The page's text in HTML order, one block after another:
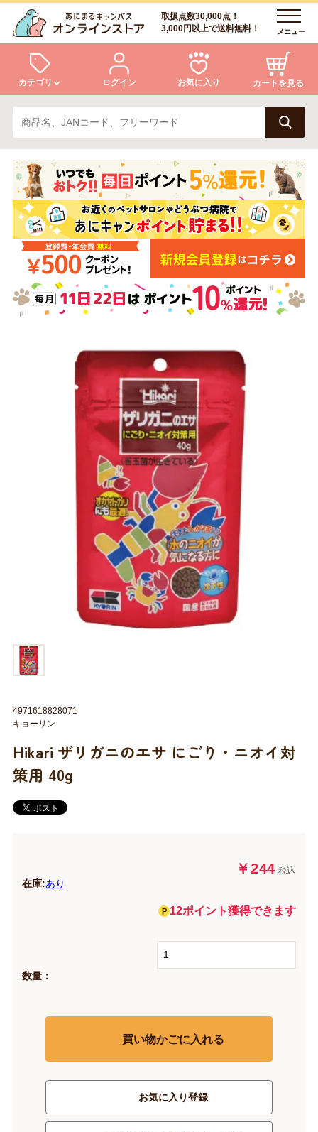
取扱点数30,000点！
3,000円以上で送料無料！
メニュー
カテゴリ
犬 猫
小動物・鳥 アクア・爬虫類・昆虫
ドッグフード キャットフード
美容・ケア用品 服・おさんぽ用品
日用品（デイリー） リビング雑貨
トリマーグッズ シニアサポート
ログイン お気に入り カートを見る
ログイン
会員登録
あにまるキャンパスについて
アフターサービス
商品リクエスト
お問い合わせ
Hikari ザリガニのエサ にごり・ニオイ対
策用 40g
￥244 税込
在庫:あり
12ポイント獲得できます
数量：
買い物かごに入れる
お気に入り登録
4971618828071
キョーリン